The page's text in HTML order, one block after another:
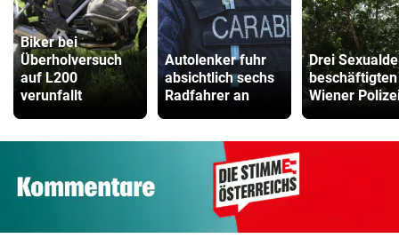
Biker bei
Überholversuch
auf L200
verunfallt
Autolenker fuhr
absichtlich sechs
Radfahrer an
Drei
beschäftigten
Wiener